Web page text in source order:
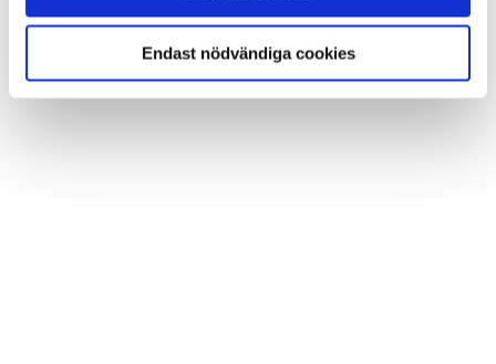
Endast nödvändiga cookies